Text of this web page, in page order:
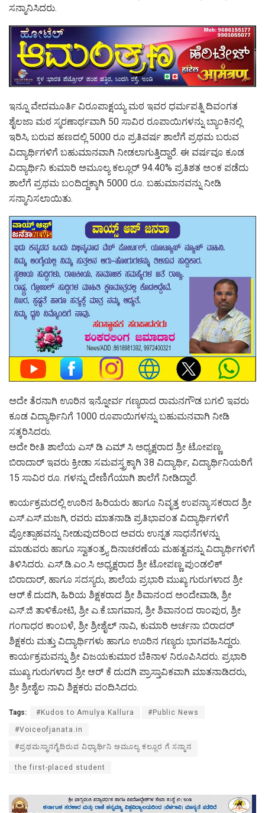
ಸನ್ಮಾನಿಸಿದರು.
ಇನ್ನೂ‌ ವೇದಮೂರ್ತಿ ವಿರೂಪಾಕ್ಷಯ್ಯ ಮಠ ಇವರ ಧರ್ಮಪತ್ನಿ ದಿವಂಗತ
ಶೈಲಜಾ ಮಠ ಸ್ಮರಣಾರ್ಥವಾಗಿ 50 ಸಾವಿರ ರೂಪಾಯಿಗಳನ್ನು ಬ್ಯಾಂಕಿನಲ್ಲಿ
ಇರಿಸಿ, ಬರುವ ಹಣದಲ್ಲಿ 5000 ರೂ ಪ್ರತಿವರ್ಷ ಶಾಲೆಗೆ ಪ್ರಥಮ ಬರುವ
ವಿದ್ಯಾರ್ಥಿಗಳಿಗೆ ಬಹುಮಾನವಾಗಿ ನೀಡಲಾಗುತ್ತಿದ್ದಾರೆ. ಈ ವರ್ಷವೂ ಕೂಡ
ವಿದ್ಯಾರ್ಥಿನಿ ಕುಮಾರಿ ಅಮೂಲ್ಯ ಕಲ್ಲೂರ್ 94.40% ಪ್ರತಿಶತ ಅಂಕ ಪಡೆದು
ಶಾಲೆಗೆ ಪ್ರಥಮ ಬಂದಿದ್ದಕ್ಕಾಗಿ 5000 ರೂ. ಬಹುಮಾನವನ್ನು ನೀಡಿ
ಸನ್ಮಾನಿಸಲಾಯಿತು.
ಅದೇ ತೆರನಾಗಿ ಊರಿನ ಇನ್ನೋರ್ವ ಗಣ್ಯರಾದ ರಾಮನಗೌಡ ಬಗಲಿ ಇವರು
ಕೂಡ ವಿದ್ಯಾರ್ಥಿನಿಗೆ 1000 ರೂಪಾಯಿಗಳನ್ನು ಬಹುಮನವಾಗಿ ನೀಡಿ
ಸತ್ಕರಿಸಿದರು.
ಅದೇ ರೀತಿ ಶಾಲೆಯ ಎಸ್ ಡಿ ಎಮ್ ಸಿ ಅಧ್ಯಕ್ಷರಾದ ಶ್ರೀ ಟೋಪಣ್ಣ
ಬಿರಾದಾರ್ ಇವರು ಕ್ರೀಡಾ ಸಮವಸ್ತ್ರಕ್ಕಾಗಿ 38 ವಿದ್ಯಾರ್ಥಿ, ವಿದ್ಯಾರ್ಥಿನಿಯರಿಗೆ
15 ಸಾವಿರ ರೂ. ಗಳನ್ನು ದೇಣಿಗೆಯಾಗಿ ಶಾಲೆಗೆ ನೀಡಿದ್ದಾರೆ.
ಕಾರ್ಯಕ್ರಮದಲ್ಲಿ ಊರಿನ ಹಿರಿಯರು ಹಾಗೂ ನಿವೃತ್ತ ಉಪನ್ಯಾಸಕರಾದ ಶ್ರೀ
ಎಸ್.ಎಸ್.ಮಜಗಿ, ರವರು ಮಾತನಾಡಿ ಪ್ರತಿಭಾವಂತ ವಿದ್ಯಾರ್ಥಿಗಳಿಗೆ
ಪ್ರೋತ್ಸಾಹವನ್ನು ನೀಡುವುದರಿಂದ ಅವರು ಉನ್ನತ ಸಾಧನೆಗಳನ್ನು
ಮಾಡುವರು ಹಾಗೂ ಸ್ವಾತಂತ್ರ್ಯ ದಿನಾಚರಣೆಯ ಮಹತ್ವವನ್ನು ವಿದ್ಯಾರ್ಥಿಗಳಿಗೆ
ತಿಳಿಸಿದರು. ಎಸ್.ಡಿ.ಎಂ.ಸಿ ಅಧ್ಯಕ್ಷರಾದ ಶ್ರೀ ಟೋಪಣ್ಣ ಪುಂಡಲಿಕ್
ಬಿರಾದಾರ್, ಹಾಗೂ ಸದಸ್ಯರು, ಶಾಲೆಯ ಪ್ರಭಾರಿ ಮುಖ್ಯ ಗುರುಗಳಾದ ಶ್ರೀ
ಆರ್.ಕೆ.ದುದಗಿ, ಹಿರಿಯ ಶಿಕ್ಷಕರಾದ ಶ್ರೀ ಶಿವಾನಂದ ಅಂದೇವಾಡಿ, ಶ್ರೀ
ಎಸ್.ಜಿ ತಾಳಿಕೋಟಿ, ಶ್ರೀ ಎ.ಕೆ.ಬಾಗವಾನ, ಶ್ರೀ ಶಿವಾನಂದ ರಾಂಪುರ, ಶ್ರೀ
ಗಂಗಾಧರ ಕಾಂಬಳೆ, ಶ್ರೀ ಶ್ರೀಶೈಲ್ ನಾವಿ, ಕುಮಾರಿ ಅರ್ಚನಾ ಬಿರಾದರ್
ಶಿಕ್ಷಕರು ಮತ್ತು ವಿದ್ಯಾರ್ಥಿಗಳು ಹಾಗೂ ಊರಿನ ಗಣ್ಯರು ಭಾಗವಹಿಸಿದ್ದರು.
ಕಾರ್ಯಕ್ರಮವನ್ನು ಶ್ರೀ ವಿಜಯಕುಮಾರ ಬೆಕಿನಾಳ ನಿರೂಪಿಸಿದರು. ಪ್ರಭಾರಿ
ಮುಖ್ಯ ಗುರುಗಳಾದ ಶ್ರೀ ಆರ್ ಕೆ ದುದಗಿ ಪ್ರಾಸ್ತಾವಿಕವಾಗಿ ಮಾತನಾಡಿದರು,
ಶ್ರೀ ಶ್ರೀಶೈಲ ನಾವಿ ಶಿಕ್ಷಕರು ವಂದಿಸಿದರು.
Tags: #Kudos to Amulya Kallura #Public News
#Voiceofjanata.in
#ಪ್ರಥಮಸ್ಥಾನಗೈದಿರುವ ವಿಧ್ಯಾರ್ಥಿನಿ ಅಮೂಲ್ಯ ಕಲ್ಲೂರ ಗೆ ಸನ್ಮಾನ
the first-placed student